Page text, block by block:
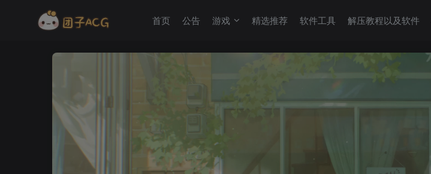
首页 公告 游戏 精选推荐 软件工具 解压教程以及软件